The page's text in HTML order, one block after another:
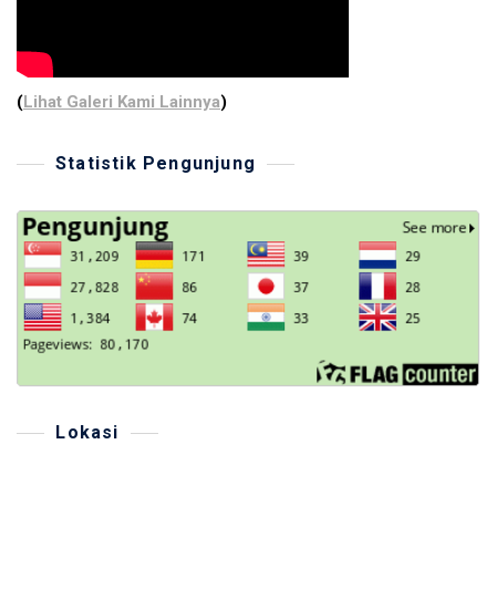
(Lihat Galeri Kami Lainnya)
Statistik Pengunjung
Lokasi